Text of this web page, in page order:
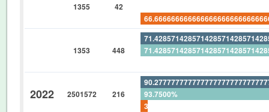
1355 42
1353 448
2022 2501572 216
93.7500%